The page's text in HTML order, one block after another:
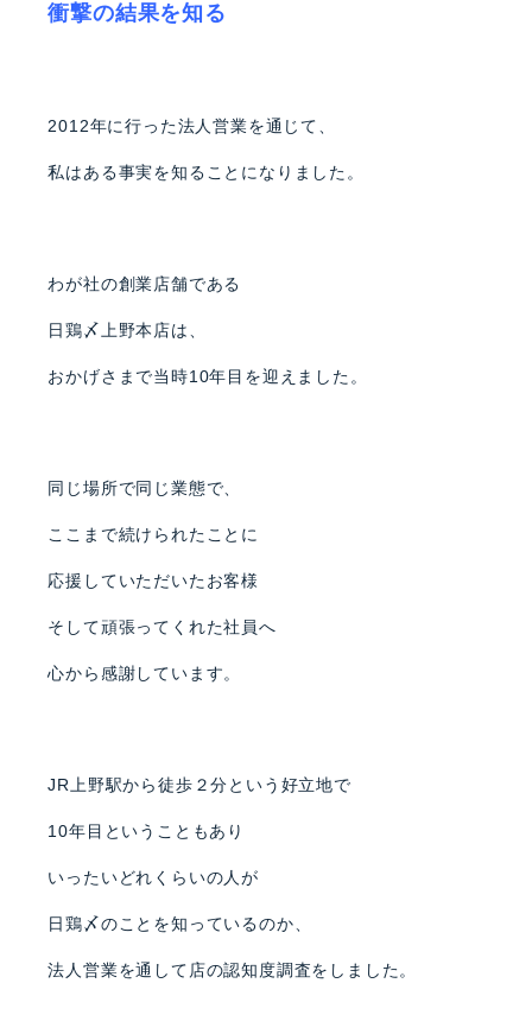
衝撃の結果を知る
2012年に行った法人営業を通じて、
私はある事実を知ることに なりました。
わが社の創業店舗である
日鶏〆上野本店は、
おかげさまで当時10年目を迎えました。
同じ場所で同じ業態で、
ここまで続けられたことに
応援していただいたお客様
そして頑張ってくれた社員へ
心から感謝しています。
JR上野駅から徒歩２分という好立地で
10年目ということもあり
いったいどれくらいの人が
日鶏〆のことを知っているのか、
法人営業を通して店の認知度調査をしました。